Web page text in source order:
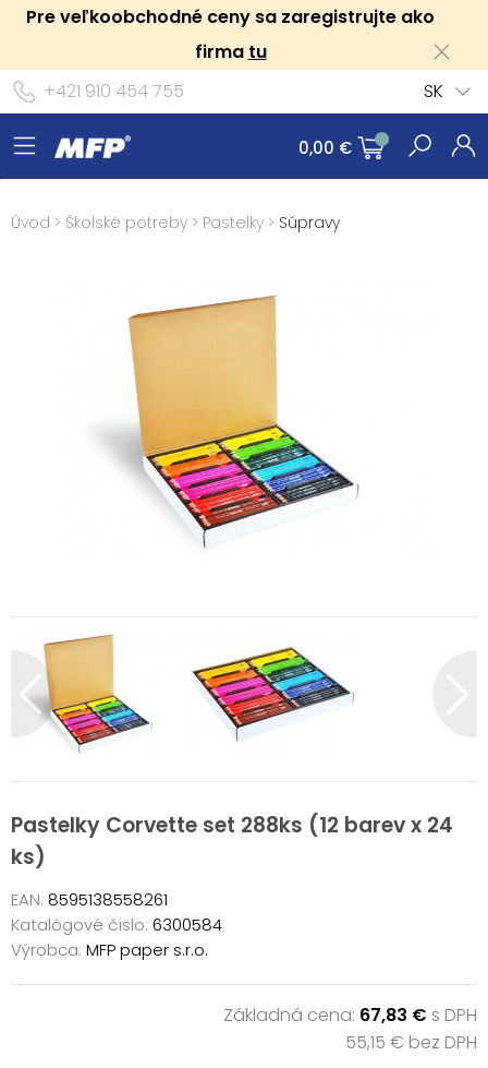
Pre veľkoobchodné ceny sa zaregistrujte ako
firma tu
+421 910 454 755
SK
0,00 €
Úvod > Školské potreby > Pastelky > Súpravy
Pastelky Corvette set 288ks (12 barev x 24
ks)
EAN: 8595138558261
Katalógové čislo: 6300584
Výrobca: MFP paper s.r.o.
Základná cena: 67,83 € s DPH
55,15 € bez DPH